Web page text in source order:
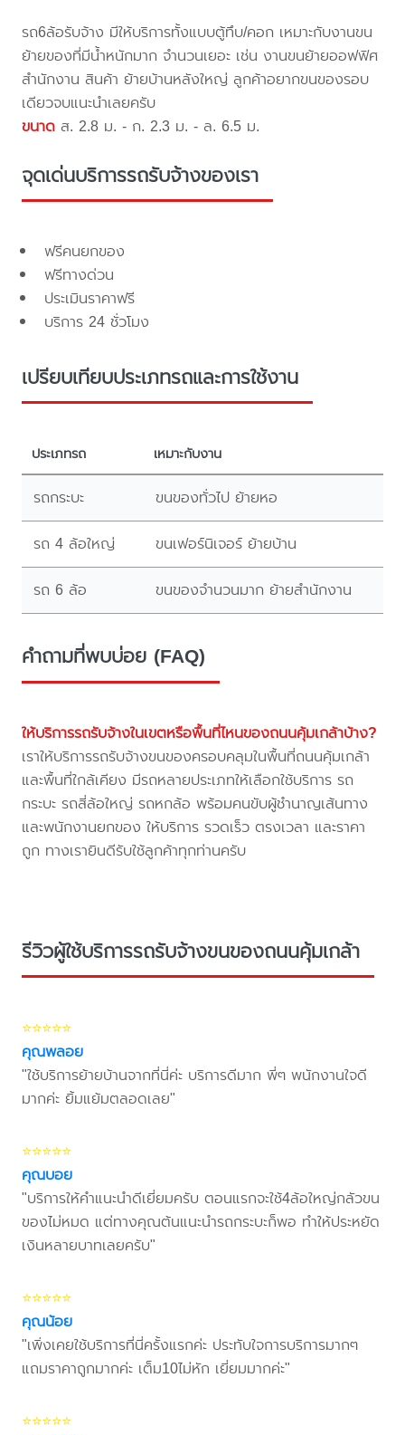
รถ6ล้อรับจ้าง มีให้บริการทั้งแบบตู้ทึบ/คอก เหมาะกับงานขน
ย้ายของที่มีน้ำหนักมาก จำนวนเยอะ เช่น งานขนย้ายออฟฟิศ
สำนักงาน สินค้า ย้ายบ้านหลังใหญ่ ลูกค้าอยากขนของรอบ
เดียวจบแนะนำเลยครับ
ขนาด ส. 2.8 ม. - ก. 2.3 ม. - ล. 6.5 ม.
จุดเด่นบริการรถรับจ้างของเรา
ฟรีคนยกของ
ฟรีทางด่วน
ประเมินราคาฟรี
บริการ 24 ชั่วโมง
เปรียบเทียบประเภทรถและการใช้งาน
ประเภทรถ เหมาะกับงาน
รถกระบะ ขนของทั่วไป ย้ายหอ
รถ 4 ล้อใหญ่ ขนเฟอร์นิเจอร์ ย้ายบ้าน
รถ 6 ล้อ ขนของจำนวนมาก ย้ายสำนักงาน
คำถามที่พบบ่อย (FAQ)
ให้บริการรถรับจ้างในเขตหรือพื้นที่ไหนของถนนคุ้มเกล้าบ้าง?
เราให้บริการรถรับจ้างขนของครอบคลุมในพื้นที่ถนนคุ้มเกล้า
และพื้นที่ใกล้เคียง มีรถหลายประเภทให้เลือกใช้บริการ รถ
กระบะ รถสี่ล้อใหญ่ รถหกล้อ พร้อมคนขับผู้ชำนาญเส้นทาง
และพนักงานยกของ ให้บริการ รวดเร็ว ตรงเวลา และราคา
ถูก ทางเรายินดีรับใช้ลูกค้าทุกท่านครับ
รีวิวผู้ใช้บริการรถรับจ้างขนของถนนคุ้มเกล้า
⭐⭐⭐⭐⭐
คุณพลอย
"ใช้บริการย้ายบ้านจากที่นี่ค่ะ บริการดีมาก พี่ๆ พนักงานใจดี
มากค่ะ ยิ้มแย้มตลอดเลย"
⭐⭐⭐⭐⭐
คุณบอย
"บริการให้คำแนะนำดีเยี่ยมครับ ตอนแรกจะใช้4ล้อใหญ่กลัวขน
ของไม่หมด แต่ทางคุณต้นแนะนำรถกระบะก็พอ ทำให้ประหยัด
เงินหลายบาทเลยครับ"
⭐⭐⭐⭐⭐
คุณน้อย
"เพิ่งเคยใช้บริการที่นี่ครั้งแรกค่ะ ประทับใจการบริการมากๆ
แถมราคาถูกมากค่ะ เต็ม10ไม่หัก เยี่ยมมากค่ะ"
⭐⭐⭐⭐⭐